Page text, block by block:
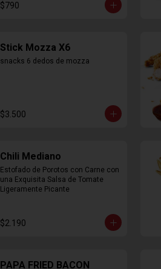
$790
Stick Mozza X6
snacks 6 dedos de mozza
$3.500
Chili Mediano
Estofado de Porotos con Carne con
una Exquisita Salsa de Tomate
Ligeramente Picante
$2.190
PAPA FRIED BACON